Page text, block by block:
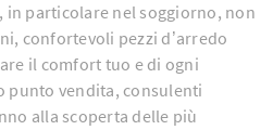
in particolare nel soggiorno, non
confortevoli pezzi d’arredo
il comfort tuo e di ogni
punto vendita, consulenti
alla scoperta delle più